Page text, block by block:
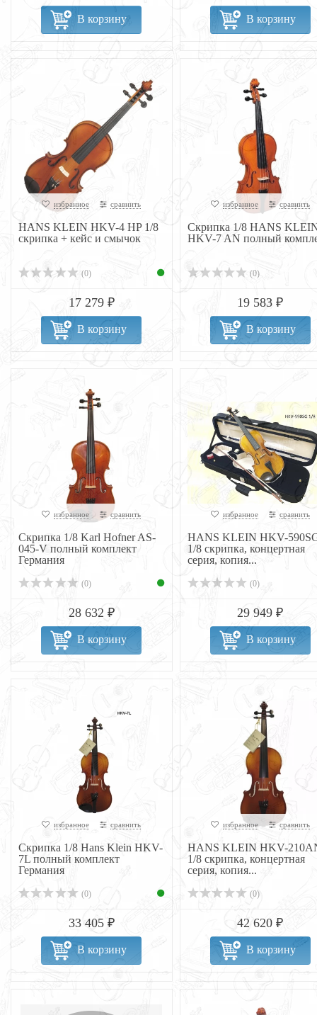
В корзину В корзину
избранное сравнить
HANS KLEIN HKV-4 HP 1/8
скрипка + кейс и смычок
(0)
17 279 ₽
В корзину
избранное сравнить
Скрипка 1/8 HANS
HKV-7 AN полный
(0)
19 583 ₽
В корзину
избранное сравнить
Скрипка 1/8 Karl Hofner AS-
045-V полный комплект
Германия
(0)
28 632 ₽
В корзину
избранное сравнить
HANS KLEIN HKV-
1/8 скрипка, концертная
серия, копия...
(0)
29 949 ₽
В корзину
избранное сравнить
Скрипка 1/8 Hans Klein HKV-
7L полный комплект
Германия
(0)
33 405 ₽
В корзину
избранное сравнить
HANS KLEIN HKV-
1/8 скрипка, концертная
серия, копия...
(0)
42 620 ₽
В корзину